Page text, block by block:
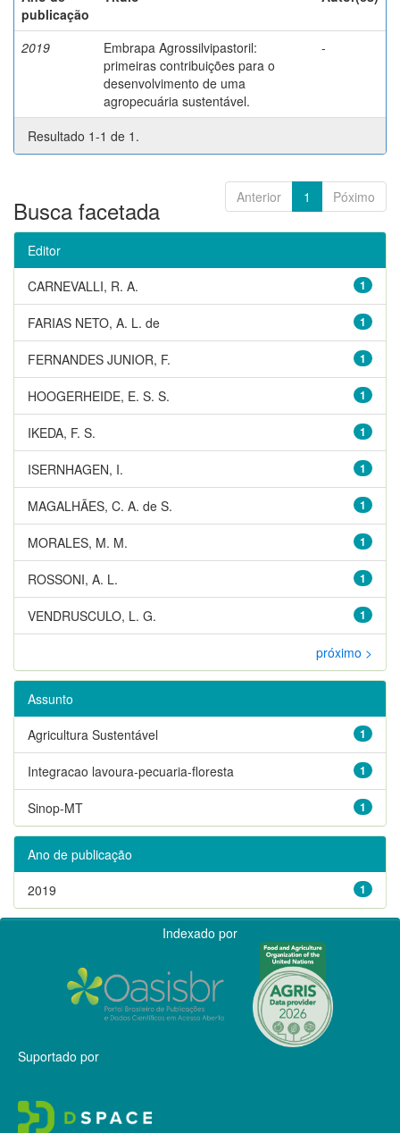
publicação
2019
Embrapa Agrossilvipastoril:
primeiras contribuições para o
desenvolvimento de uma
agropecuária sustentável.
-
Resultado 1-1 de 1.
Anterior 1 Póximo
Busca facetada
Editor
1
CARNEVALLI, R. A.
1
FARIAS NETO, A. L. de
1
FERNANDES JUNIOR, F.
1
HOOGERHEIDE, E. S. S.
1
IKEDA, F. S.
1
ISERNHAGEN, I.
1
MAGALHÃES, C. A. de S.
1
MORALES, M. M.
1
ROSSONI, A. L.
1
VENDRUSCULO, L. G.
próximo >
Assunto
1
Agricultura Sustentável
1
Integracao lavoura-pecuaria-floresta
1
Sinop-MT
Ano de publicação
1
2019
Indexado por
Suportado por